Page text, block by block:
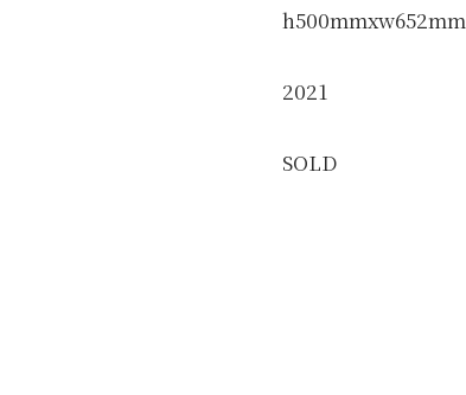
h500mmxw652mm
2021
SOLD